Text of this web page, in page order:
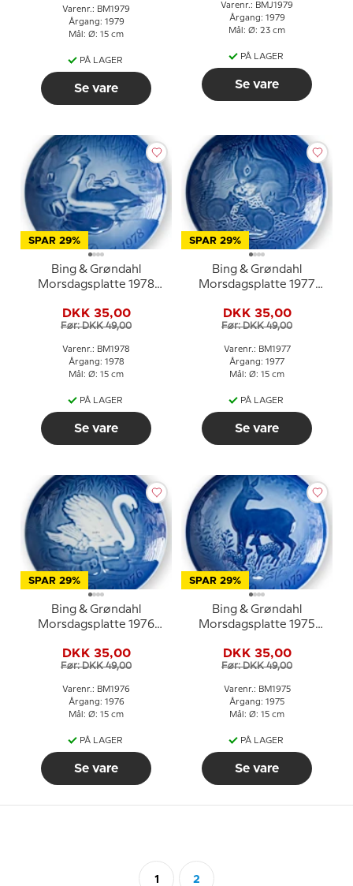
Varenr.: BM1979
Årgang: 1979
Mål: Ø: 15 cm
PÅ LAGER
Se vare
Varenr.: BMJ1979
Årgang: 1979
Mål: Ø: 23 cm
PÅ LAGER
Se vare
SPAR 29%
Bing & Grøndahl
Morsdagsplatte 1978
DKK 35,00
Før: DKK 49,00
Varenr.: BM1978
Årgang: 1978
Mål: Ø: 15 cm
PÅ LAGER
Se vare
SPAR 29%
Bing & Grøndahl
Morsdagsplatte 1977
DKK 35,00
Før: DKK 49,00
Varenr.: BM1977
Årgang: 1977
Mål: Ø: 15 cm
PÅ LAGER
Se vare
SPAR 29%
Bing & Grøndahl
Morsdagsplatte 1976
DKK 35,00
Før: DKK 49,00
Varenr.: BM1976
Årgang: 1976
Mål: Ø: 15 cm
PÅ LAGER
Se vare
SPAR 29%
Bing & Grøndahl
Morsdagsplatte 1975
DKK 35,00
Før: DKK 49,00
Varenr.: BM1975
Årgang: 1975
Mål: Ø: 15 cm
PÅ LAGER
Se vare
1 2